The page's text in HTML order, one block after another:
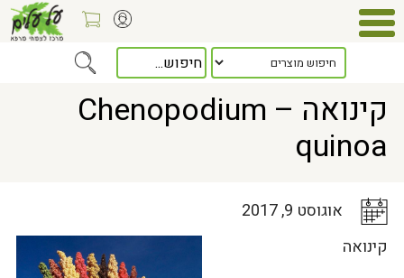
כלל המאמרים> קינואה – Chenopodium quinoa
קינואה – Chenopodium
quinoa
אוגוסט 9, 2017
קינואה